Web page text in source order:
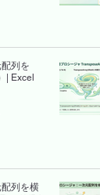
列を
| Excel
列を横